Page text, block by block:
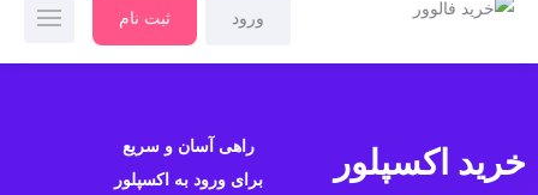
ورود ثبت نام
خرید اکسپلور
راهی آسان و سریع
برای ورود به اکسپلور